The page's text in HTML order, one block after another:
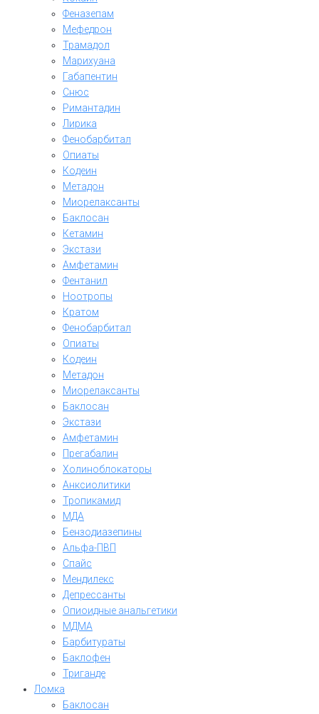
Феназепам
Мефедрон
Трамадол
Марихуана
Габапентин
Снюс
Римантадин
Лирика
Фенобарбитал
Опиаты
Кодеин
Метадон
Миорелаксанты
Баклосан
Кетамин
Экстази
Амфетамин
Фентанил
Ноотропы
Кратом
Фенобарбитал
Опиаты
Кодеин
Метадон
Миорелаксанты
Баклосан
Экстази
Амфетамин
Прегабалин
Холиноблокаторы
Анксиолитики
Тропикамид
МДА
Бензодиазепины
Альфа-ПВП
Спайс
Мендилекс
Депрессанты
Опиоидные анальгетики
МДМА
Барбитураты
Баклофен
Триганде
Ломка
Баклосан